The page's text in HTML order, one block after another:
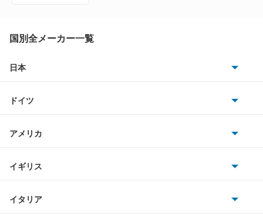
国別全メーカー一覧
日本
マツダ
ドイツ
アメリカ
イギリス
イタリア